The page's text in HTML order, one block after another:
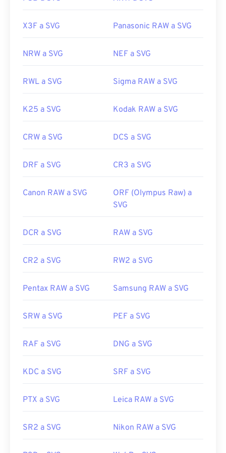
X3F a SVG Panasonic RAW a SVG
NRW a SVG NEF a SVG
RWL a SVG Sigma RAW a SVG
K25 a SVG Kodak RAW a SVG
CRW a SVG DCS a SVG
DRF a SVG CR3 a SVG
Canon RAW a SVG
ORF (Olympus Raw) a
SVG
DCR a SVG RAW a SVG
CR2 a SVG RW2 a SVG
Pentax RAW a SVG Samsung RAW a SVG
SRW a SVG PEF a SVG
RAF a SVG DNG a SVG
KDC a SVG SRF a SVG
PTX a SVG Leica RAW a SVG
SR2 a SVG Nikon RAW a SVG